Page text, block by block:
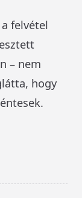
felvétel
– nem
hogy